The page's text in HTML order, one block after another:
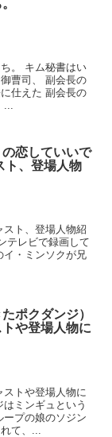
。 キム秘書はい
曹司、 副会長の
仕えた 副会長の
恋していいで
ト、登場人物
ト、登場人物紹
テレビで録画して
イ・ミンソクが兄
ポクダンジ）
や登場人物に
トや登場人物に
ミンギュという
ープの娘のソジン
て、...